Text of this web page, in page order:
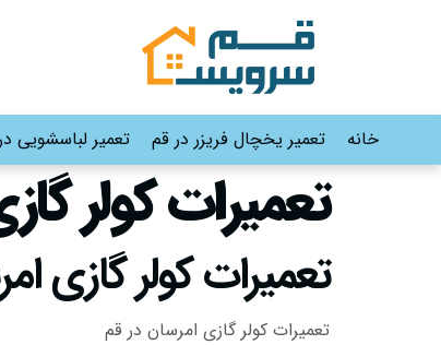
خانه تعمیر یخچال فریزر در قم تعمیر لباسشویی
تعمیرات کولر گازی
تعمیرات کولر گازی
تعمیرات کولر گازی امرسان در قم